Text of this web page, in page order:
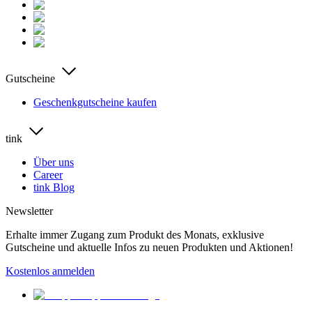
Gutscheine
Geschenkgutscheine kaufen
tink
Über uns
Career
tink Blog
Newsletter
Erhalte immer Zugang zum Produkt des Monats, exklusive
Gutscheine und aktuelle Infos zu neuen Produkten und Aktionen!
Kostenlos anmelden